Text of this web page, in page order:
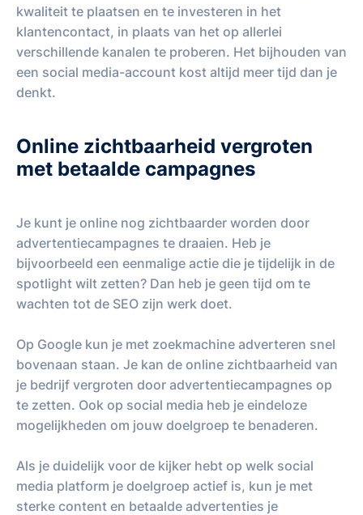
kwaliteit te plaatsen en te investeren in het
klantencontact, in plaats van het op allerlei
verschillende kanalen te proberen. Het bijhouden van
een social media-account kost altijd meer tijd dan je
denkt.
Online zichtbaarheid vergroten
met betaalde campagnes
Je kunt je online nog zichtbaarder worden door
advertentiecampagnes te draaien. Heb je
bijvoorbeeld een eenmalige actie die je tijdelijk in de
spotlight wilt zetten? Dan heb je geen tijd om te
wachten tot de SEO zijn werk doet.
Op Google kun je met zoekmachine adverteren snel
bovenaan staan. Je kan de online zichtbaarheid van
je bedrijf vergroten door advertentiecampagnes op
te zetten. Ook op social media heb je eindeloze
mogelijkheden om jouw doelgroep te benaderen.
Als je duidelijk voor de kijker hebt op welk social
media platform je doelgroep actief is, kun je met
sterke content en betaalde advertenties je